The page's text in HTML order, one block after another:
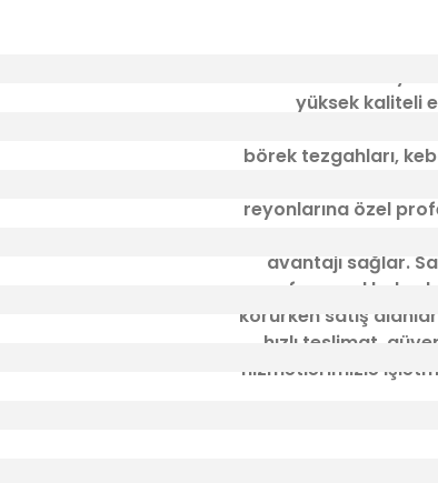
Tasarım
yüksek kaliteli
börek tezgahları,
paslanmaz çalışma
reyonlarına özel
dayanıklı
avantajı sağlar.
profesyonel
korurken satış
hızlı teslimat,
hizmetlerimizle